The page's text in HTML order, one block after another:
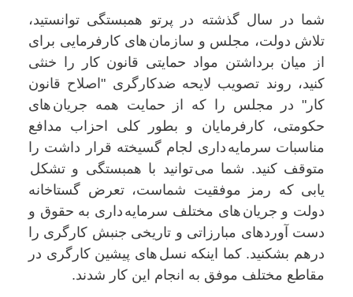
شما در سال گذشتە در پرتو همبستگی توانستید،
تلاش دولت، مجلس و سازمان های کارفرمایی برای
از میان برداشتن مواد حمایتی قانون کار را خنثی
کنید، روند تصویب لایحە ضدکارگری "اصلاح قانون
کار" در مجلس را کە از حمایت همه جريان های
حکومتی، کارفرمایان و بطور کلی احزاب مدافع
مناسبات سرمایە داری لجام گسیختە قرار داشت را
متوقف کنید. شما می توانید با همبستگی و تشکل
یابی کە رمز موفقیت شماست، تعرض گستاخانە
دولت و جریان های مختلف سرمایە داری بە حقوق و
دست آوردهای مبارزاتی و تاریخی جنبش کارگری را
درهم بشکنید. کما اینکە نسل های پیشین کارگری در
مقاطع مختلف موفق بە انجام این کار شدند.